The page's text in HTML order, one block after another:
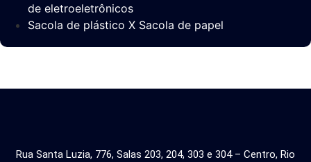
de eletroeletrônicos
Sacola de plástico X Sacola de papel
Rua Santa Luzia, 776, Salas 203, 204, 303 e 304 – Centro, Rio